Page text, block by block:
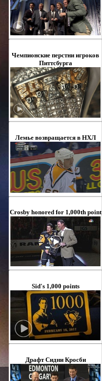
Чемпионские перстни игроков
Питтсбурга
Лемье возвращается в НХЛ
Crosby honored for 1,000th point
Sid's 1,000 points
Драфт Сидни Кросби